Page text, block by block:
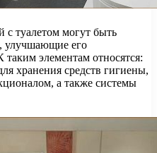
туалетом могут быть
улучшающие его
таким элементам относятся:
хранения средств гигиены,
а также системы